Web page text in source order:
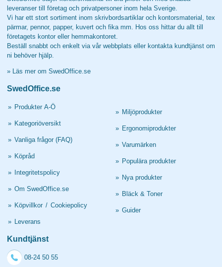
leveranser till företag och privatpersoner inom hela Sverige.
Vi har ett stort sortiment inom skrivbordsartiklar och kontorsmaterial, tex
pärmar, pennor, papper, kuvert och fika mm. Hos oss hittar du allt till
företagets kontor eller hemmakontoret.
Beställ snabbt och enkelt via vår webbplats eller kontakta kundtjänst om
ni behöver hjälp.
» Läs mer om SwedOffice.se
SwedOffice.se
» Produkter A-Ö
» Kategoriöversikt
» Vanliga frågor (FAQ)
» Köpråd
» Integritetspolicy
» Om SwedOffice.se
» Köpvillkor / Cookiepolicy
» Leverans
» Miljöprodukter
» Ergonomiprodukter
» Varumärken
» Populära produkter
» Nya produkter
» Bläck & Toner
» Guider
Kundtjänst
08-24 50 55